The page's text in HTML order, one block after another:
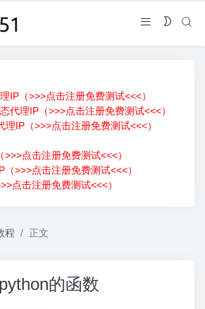
IP（>>>点击注册免费测试<<<）
代理IP（>>>点击注册免费测试<<<）
IP（>>>点击注册免费测试<<<）
点击注册免费测试<<<）
>>>点击注册免费测试<<<）
点击注册免费测试<<<）
程 正文
的函数